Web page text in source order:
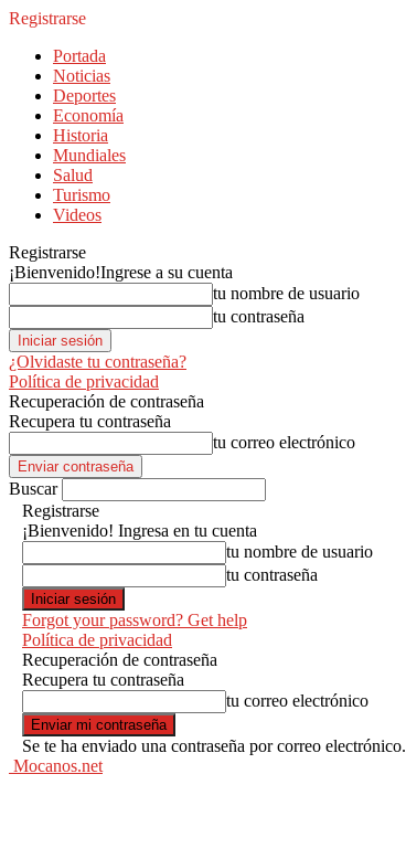
Registrarse
Portada
Noticias
Deportes
Economía
Historia
Mundiales
Salud
Turismo
Videos
Registrarse
¡Bienvenido!Ingrese a su cuenta
tu nombre de usuario
tu contraseña
¿Olvidaste tu contraseña?
Política de privacidad
Recuperación de contraseña
Recupera tu contraseña
tu correo electrónico
Buscar
Registrarse
¡Bienvenido! Ingresa en tu cuenta
tu nombre de usuario
tu contraseña
Forgot your password? Get help
Política de privacidad
Recuperación de contraseña
Recupera tu contraseña
tu correo electrónico
Se te ha enviado una contraseña por correo electrónico.
Mocanos.net